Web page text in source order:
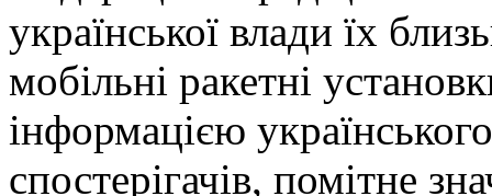
української влади їх
мобільні ракетні
інформацією
спостерігачів, помітне